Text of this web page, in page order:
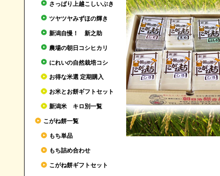
さっぱり上越こしいぶき
ツヤツヤみずほの輝き
新潟自慢！ 新之助
農場の朝日コシヒカリ
にれいの自然栽培コシ
お得な米選 定期購入
お米とお餅ギフトセット
新潟米 キロ別一覧
こがね餅一覧
もち単品
もち詰め合わせ
こがね餅ギフトセット